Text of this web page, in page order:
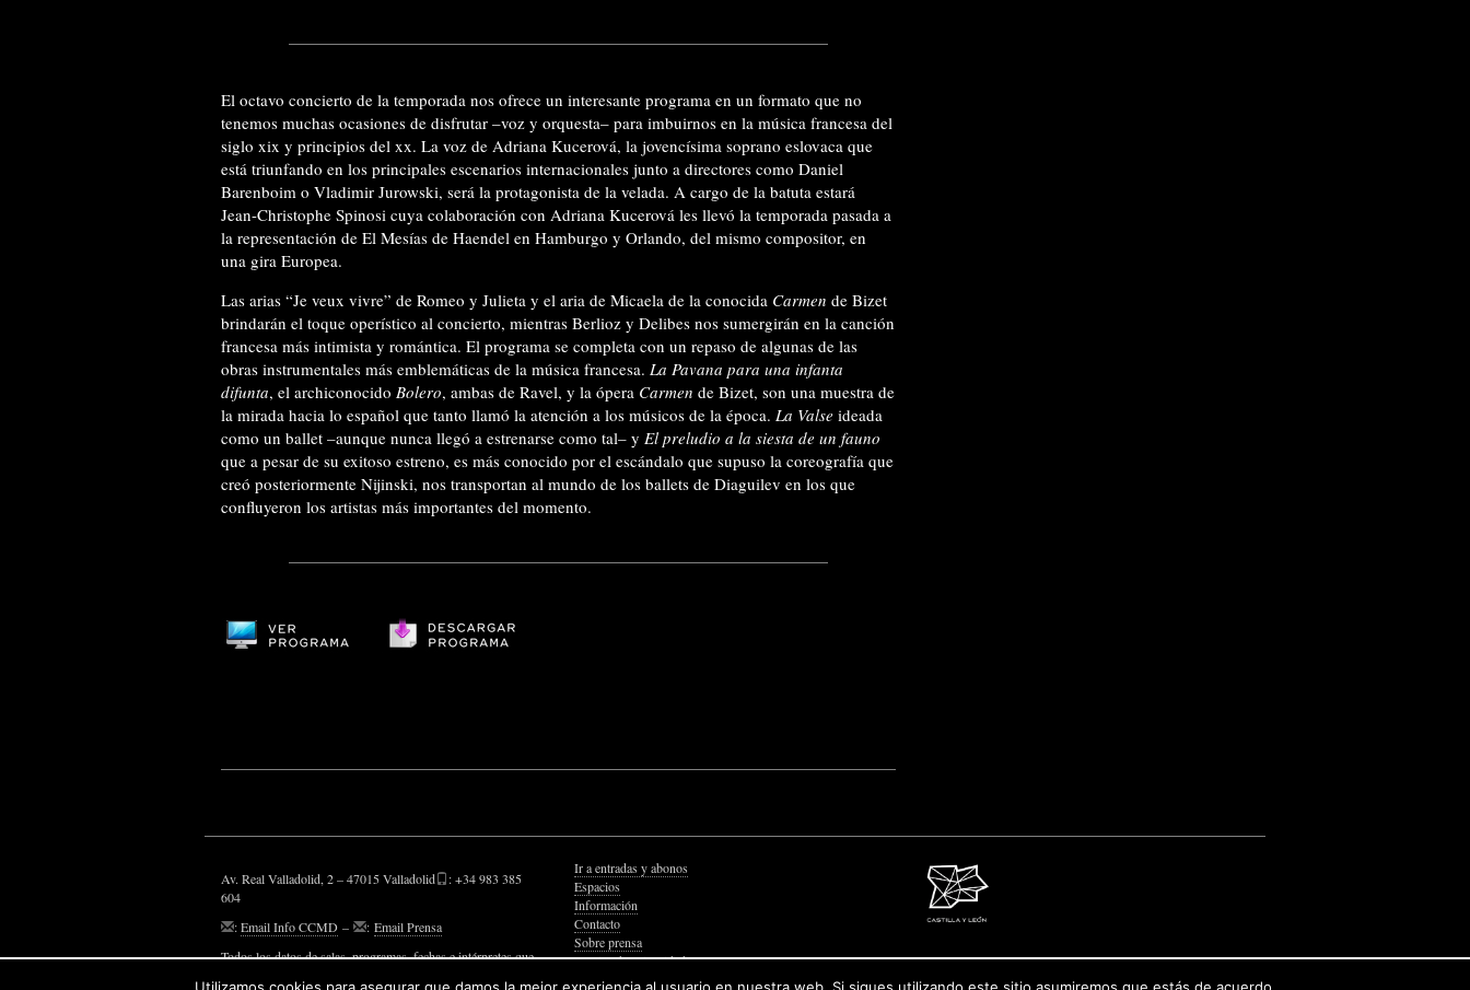
El octavo concierto de la temporada nos ofrece un interesante programa en un formato que no
tenemos muchas ocasiones de disfrutar –voz y orquesta– para imbuirnos en la música francesa del
siglo xix y principios del xx. La voz de Adriana Kucerová, la jovencísima soprano eslovaca que
está triunfando en los principales escenarios internacionales junto a directores como Daniel
Barenboim o Vladimir Jurowski, será la protagonista de la velada. A cargo de la batuta estará
Jean-Christophe Spinosi cuya colaboración con Adriana Kucerová les llevó la temporada pasada a
la representación de El Mesías de Haendel en Hamburgo y Orlando, del mismo compositor, en
una gira Europea.
Las arias “Je veux vivre” de Romeo y Julieta y el aria de Micaela de la conocida Carmen de Bizet
brindarán el toque operístico al concierto, mientras Berlioz y Delibes nos sumergirán en la canción
francesa más intimista y romántica. El programa se completa con un repaso de algunas de las
obras instrumentales más emblemáticas de la música francesa. La Pavana para una infanta
difunta, el archiconocido Bolero, ambas de Ravel, y la ópera Carmen de Bizet, son una muestra de
la mirada hacia lo español que tanto llamó la atención a los músicos de la época. La Valse ideada
como un ballet –aunque nunca llegó a estrenarse como tal– y El preludio a la siesta de un fauno
que a pesar de su exitoso estreno, es más conocido por el escándalo que supuso la coreografía que
creó posteriormente Nijinski, nos transportan al mundo de los ballets de Diaguilev en los que
confluyeron los artistas más importantes del momento.
Av. Real Valladolid, 2 – 47015 Valladolid
: +34 983 385
604
:Email Info CCMD – : Email Prensa
Todos los datos de salas, programas, fechas e intérpretes que
Ir a entradas y abonos
Espacios
Información
Contacto
Sobre prensa
Política de Privacidad
Política de Cookies